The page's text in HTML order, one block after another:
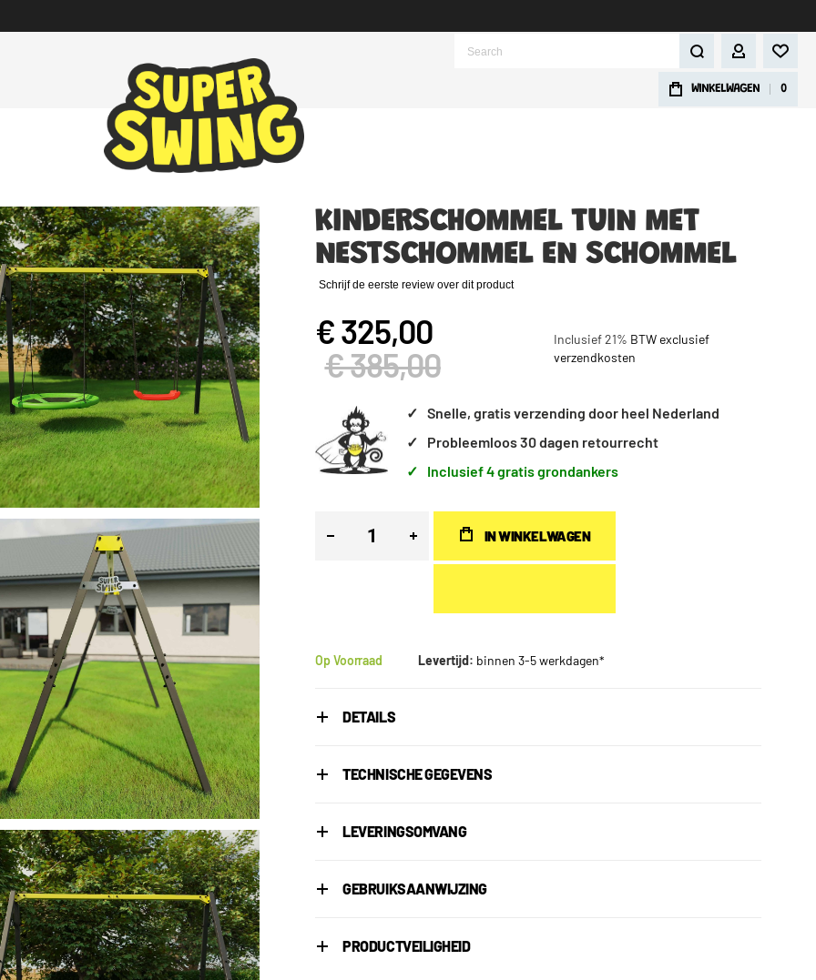
Search
ACCOUNT
WINKELWAGEN 0
KINDERSCHOMMEL TUIN MET
NESTSCHOMMEL EN SCHOMMEL
Schrijf de eerste review over dit product
€ 325,00
€ 385,00
Inclusief 21% BTW exclusief
verzendkosten
✓
Snelle, gratis verzending door heel Nederland
✓
Probleemloos 30 dagen retourrecht
✓
Inclusief 4 gratis grondankers
IN WINKELWAGEN
Levertijd: binnen 3-5 werkdagen*
Op Voorraad
DETAILS
TECHNISCHE GEGEVENS
LEVERINGSOMVANG
GEBRUIKSAANWIJZING
PRODUCTVEILIGHEID